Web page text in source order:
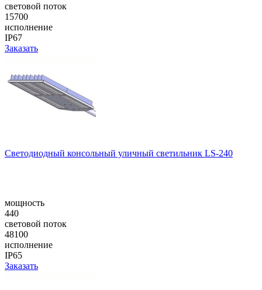
световой поток
15700
исполнение
IP67
Заказать
Cветодиодный консольный уличный cветильник LS-240
мощность
440
световой поток
48100
исполнение
IP65
Заказать